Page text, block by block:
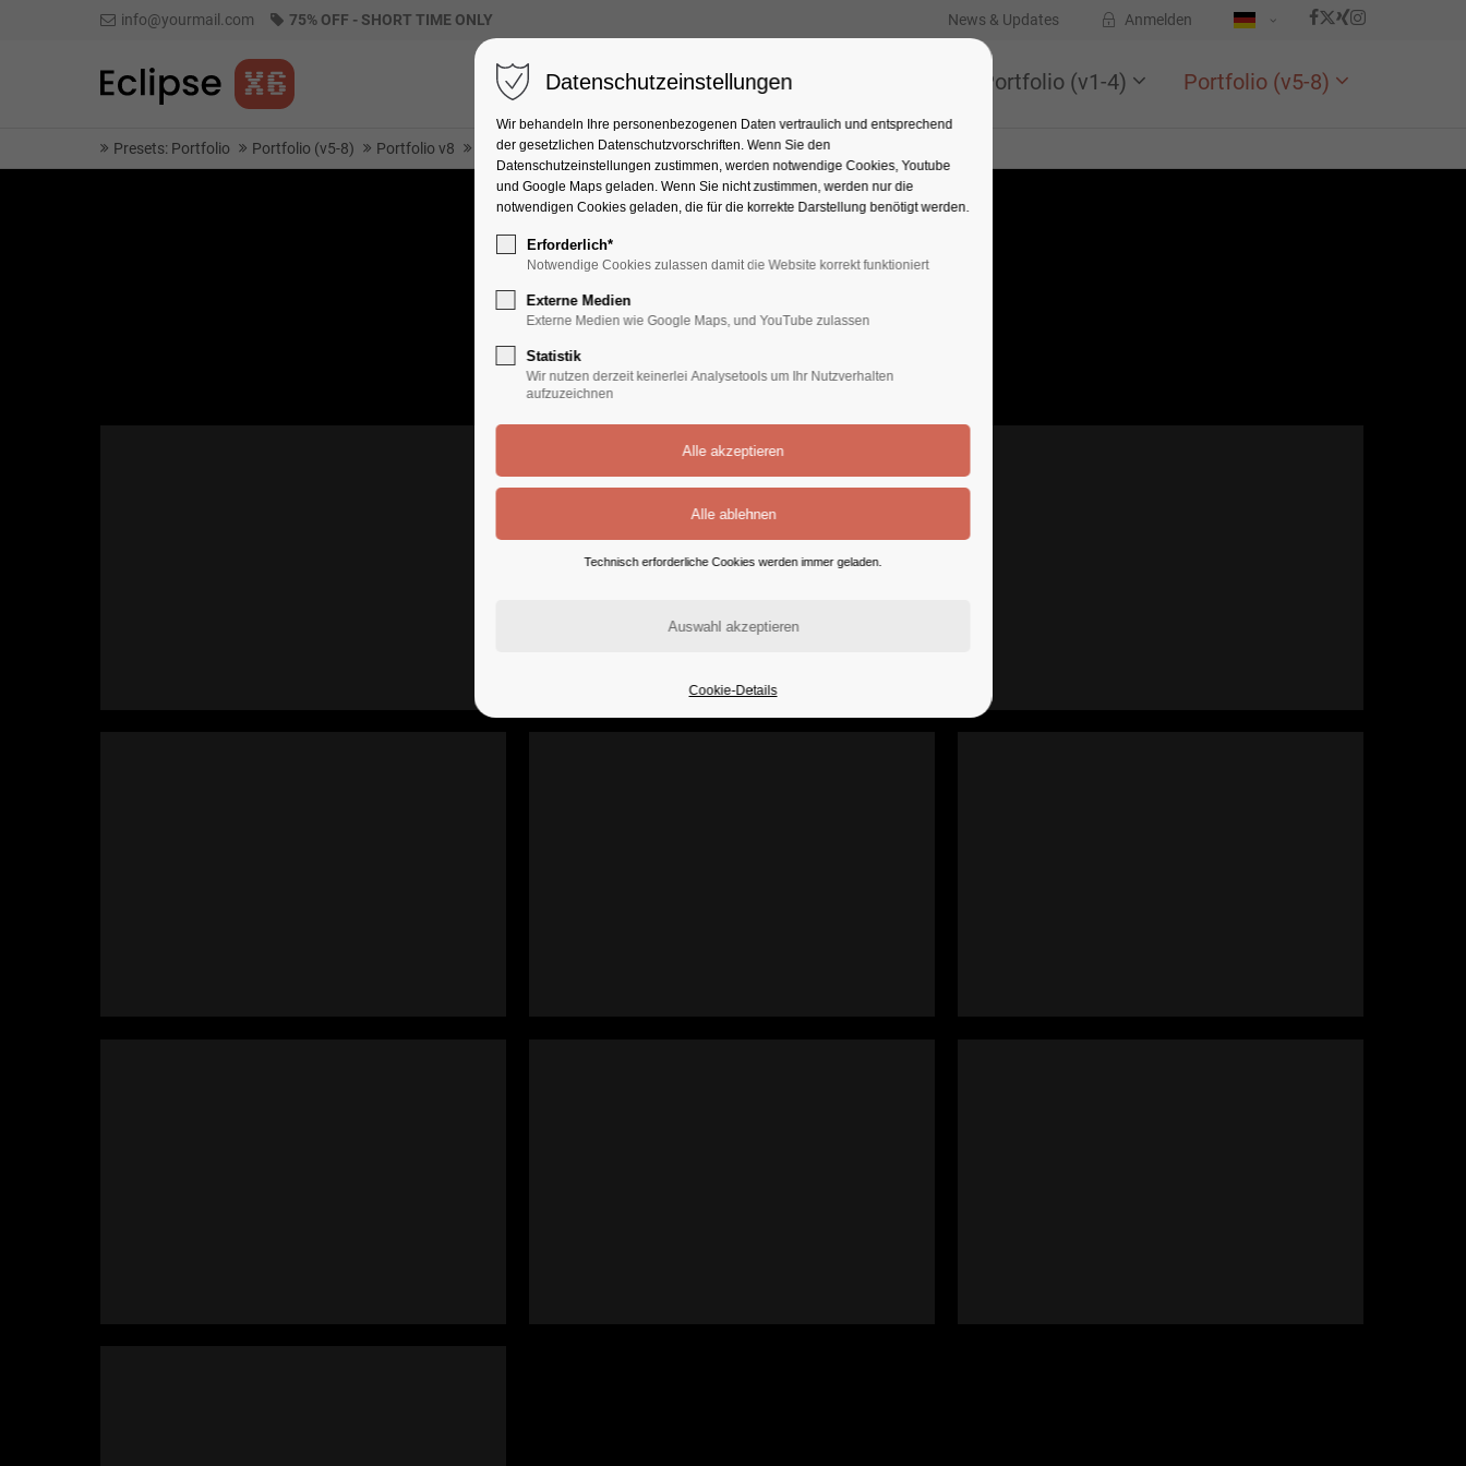
info@yourmail.com 75% OFF - SHORT TIME ONLY News & Updates Anmelden
Portfolio (v1-4) Portfolio (v5-8)
Presets: Portfolio Portfolio (v5-8) Portfolio v8 Portfolio w/margins
All Logo Video Web Print
Datenschutzeinstellungen
Wir behandeln Ihre personenbezogenen Daten vertraulich und entsprechend
der gesetzlichen Datenschutz­vorschriften. Wenn Sie den
Datenschutzeinstellungen zustimmen, werden notwendige Cookies, Youtube
und Google Maps geladen. Wenn Sie nicht zustimmen, werden nur die
notwendigen Cookies geladen, die für die korrekte Darstellung benötigt werden.
Erforderlich*
Notwendige Cookies zulassen damit die Website korrekt funktioniert
Externe Medien
Externe Medien wie Google Maps, und YouTube zulassen
Statistik
Wir nutzen derzeit keinerlei Analysetools um Ihr Nutzverhalten
aufzuzeichnen
Technisch erforderliche Cookies werden immer geladen.
Cookie-Details